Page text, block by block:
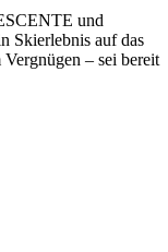
und
Skierlebnis auf das
– sei bereit